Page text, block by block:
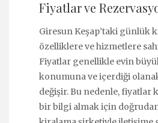
Fiyatlar ve
Giresun Keşap’taki günlük
özelliklere ve hizmetlere
Fiyatlar genellikle evin
konumuna ve içerdiği
değişir. Bu nedenle, fiyatlar
bir bilgi almak için